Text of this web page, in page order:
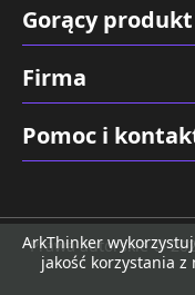
Gorący produkt
Firma
Pomoc i
Prawa autorskie ©
ArkThinker
jakość korzystania z